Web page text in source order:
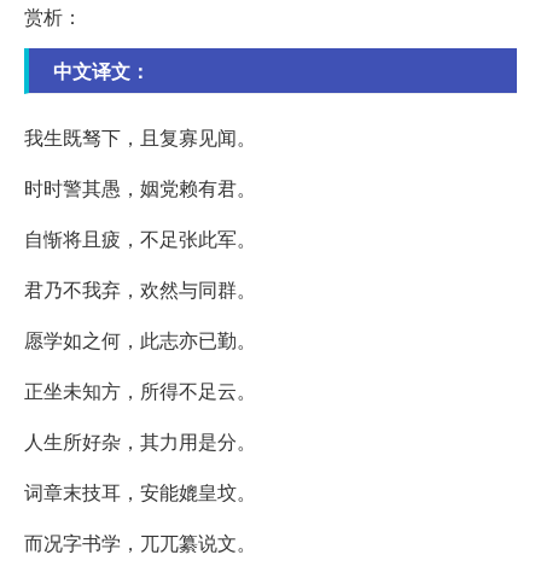
赏析：
中文译文：
我生既驽下，且复寡见闻。
时时警其愚，姻党赖有君。
自惭将且疲，不足张此军。
君乃不我弃，欢然与同群。
愿学如之何，此志亦已勤。
正坐未知方，所得不足云。
人生所好杂，其力用是分。
词章末技耳，安能媲皇坟。
而况字书学，兀兀纂说文。